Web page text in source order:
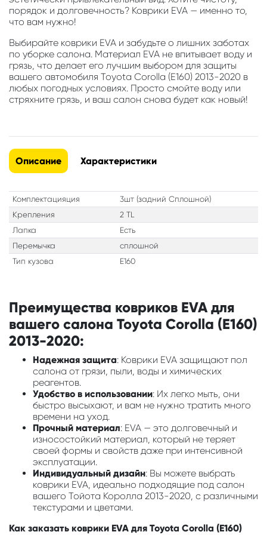
порядок и долговечность? Коврики EVA — именно то,
что вам нужно!
Выбирайте коврики EVA и забудьте о лишних заботах
по уборке салона. Материал EVA не впитывает воду и
грязь, что делает его лучшим выбором для защиты
вашего автомобиля Toyota Corolla (E160) 2013-2020 в
любых погодных условиях. Просто смойте воду или
стряхните грязь, и ваш салон снова будет как новый!
Описание Характеристики
Комплектацияция
3шт (задний Сплошной)
Крепления
2 TL
Лапка
Есть
Перемычка
сплошной
Тип кузова
E160
Преимущества ковриков EVA для
вашего салона Toyota Corolla (E160)
2013-2020:
Надежная защита: Коврики EVA защищают пол
салона от грязи, пыли, воды и химических
реагентов.
Удобство в использовании: Их легко мыть, они
быстро высыхают, и вам не нужно тратить много
времени на уход.
Прочный материал: EVA — это долговечный и
износостойкий материал, который не теряет
своей формы и свойств даже при интенсивной
эксплуатации.
Индивидуальный дизайн: Вы можете выбрать
коврики EVA, идеально подходящие под салон
вашего Тойота Королла 2013-2020, с различными
текстурами и цветами.
Как заказать коврики EVA для Toyota Corolla (E160)